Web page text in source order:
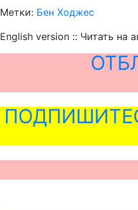
Метки: Бен Ходжес
English version :: Читать на